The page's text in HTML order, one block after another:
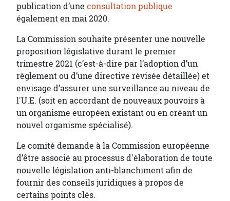
publication d’une consultation publique
également en mai 2020.
La Commission souhaite présenter une nouvelle
proposition législative durant le premier
trimestre 2021 (c’est-à-dire par l’adoption d’un
règlement ou d’une directive révisée détaillée) et
envisage d’assurer une surveillance au niveau de
l'U.E. (soit en accordant de nouveaux pouvoirs à
un organisme européen existant ou en créant un
nouvel organisme spécialisé).
Le comité demande à la Commission européenne
d’être associé au processus d'élaboration de toute
nouvelle législation anti-blanchiment afin de
fournir des conseils juridiques à propos de
certains points clés.